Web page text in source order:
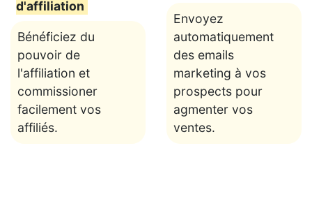
d'affiliation
Bénéficiez du
pouvoir de
l'affiliation et
commissioner
facilement vos
affiliés.
Envoyez
automatiquement
des emails
marketing à vos
prospects pour
agmenter vos
ventes.